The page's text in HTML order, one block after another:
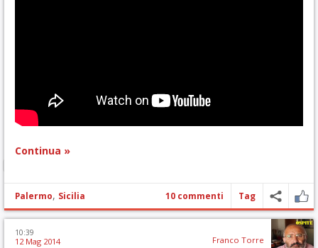
Continua »
Palermo, Sicilia 10 commenti Tag
10:39
12 Mag 2014 Franco Torre